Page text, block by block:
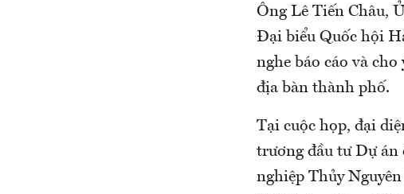
Ông Lê Tiến Châu,
Đại biểu Quốc hội
nghe báo cáo và
địa bàn thành phố.
Tại cuộc họp, đại
trương đầu tư Dự án
nghiệp Thủy